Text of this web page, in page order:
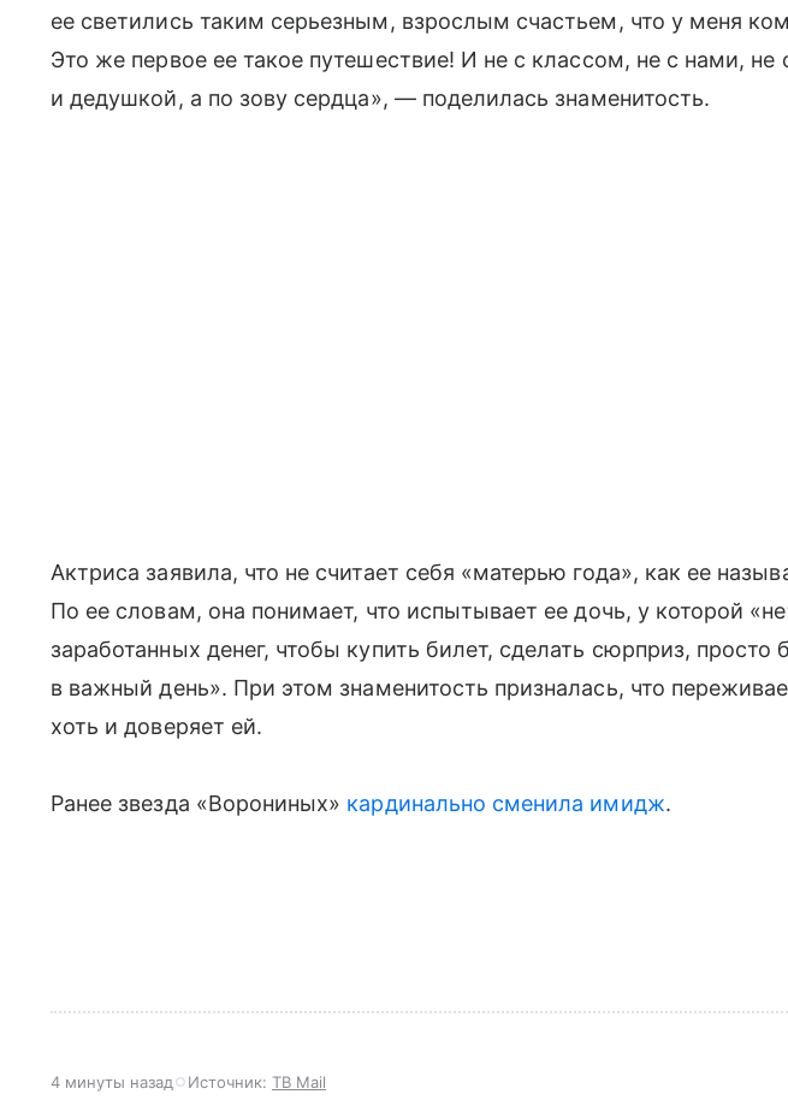
ее светились таким серьезным, взрослым счастьем, что у меня
Это же первое ее такое путешествие! И не с классом, не с нами, не
и дедушкой, а по зову сердца», — поделилась знаменитость.
Актриса заявила, что не считает себя «матерью года», как ее
По ее словам, она понимает, что испытывает ее дочь, у которой
заработанных денег, чтобы купить билет, сделать сюрприз, просто
в важный день». При этом знаменитость призналась, что
хоть и доверяет ей.
Ранее звезда «Ворониных» кардинально сменила имидж.
4 минуты назад Источник: ТВ Mail